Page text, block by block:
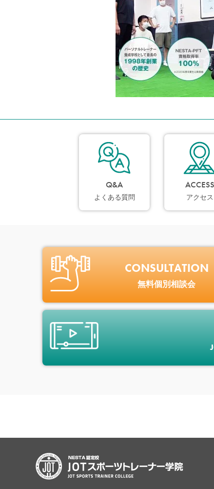
Q&A
よくある質問
ACCESS
アクセス
CONSULTATION
無料個別相談会